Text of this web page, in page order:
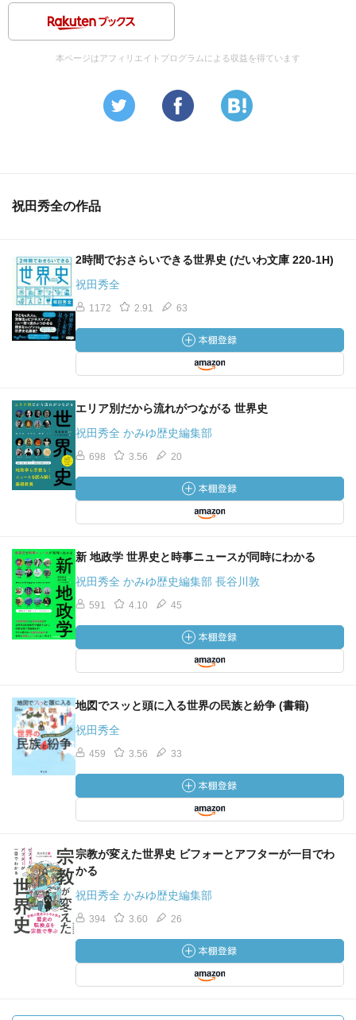
本ページはアフィリエイトプログラムによる収益を得ています
祝田秀全の作品
2時間でおさらいできる世界史 (だいわ文庫 220-1H)
祝田秀全
1172 2.91 63
エリア別だから流れがつながる 世界史
祝田秀全 かみゆ歴史編集部
698 3.56 20
新 地政学 世界史と時事ニュースが同時にわかる
祝田秀全 かみゆ歴史編集部 長谷川敦
591 4.10 45
地図でスッと頭に入る世界の民族と紛争 (書籍)
祝田秀全
459 3.56 33
宗教が変えた世界史 ビフォーとアフターが一目でわ
かる
祝田秀全 かみゆ歴史編集部
394 3.60 26